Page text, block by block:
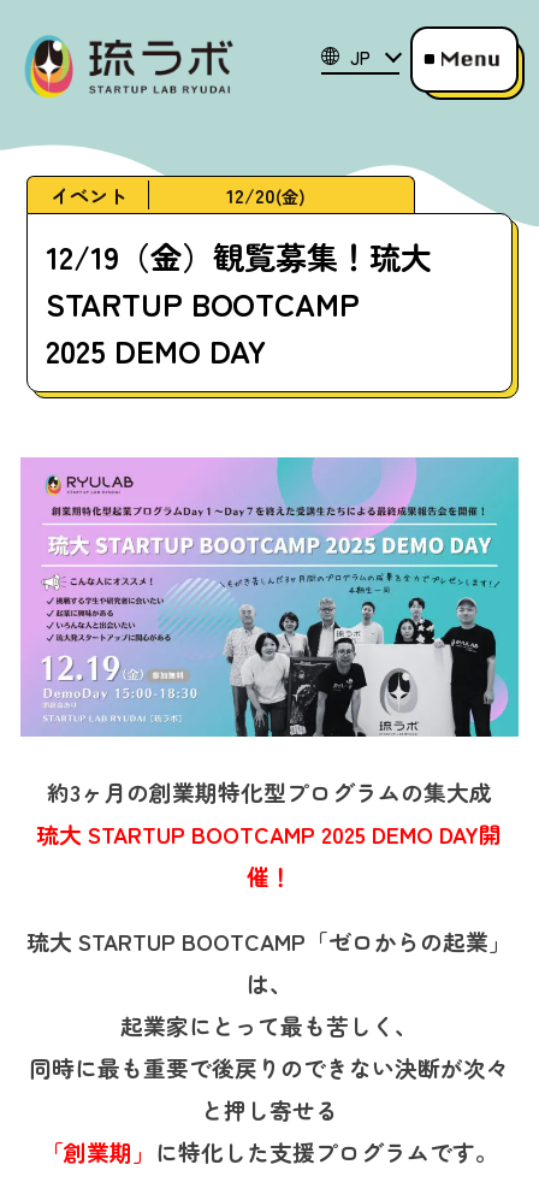
JP
イベント 12/20(金)
12/19（金）観覧募集！琉大
STARTUP BOOTCAMP
2025 DEMO DAY
約3ヶ月の創業期特化型プログラムの集大成
琉大 STARTUP BOOTCAMP 2025 DEMO DAY開
催！
琉大 STARTUP BOOTCAMP「ゼロからの起業」
は、
起業家にとって最も苦しく、
同時に最も重要で後戻りのできない決断が次々
と押し寄せる
「創業期」 に特化した支援プログラムです。